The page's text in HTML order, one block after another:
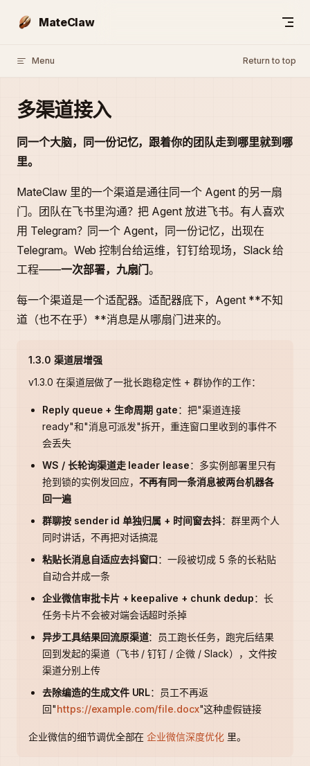
Skip to content
MateClaw
Menu Return to top
多渠道接入
同一个大脑，同一份记忆，跟着你的团队走到哪里就到哪
里。
MateClaw 里的一个渠道是通往同一个 Agent 的另一扇
门。团队在飞书里沟通？把 Agent 放进飞书。有人喜欢
用 Telegram？同一个 Agent，同一份记忆，出现在
Telegram。Web 控制台给运维，钉钉给现场，Slack 给
工程——一次部署，九扇门。
每一个渠道是一个适配器。适配器底下，Agent **不知
道（也不在乎）**消息是从哪扇门进来的。
1.3.0 渠道层增强
v1.3.0 在渠道层做了一批长跑稳定性 + 群协作的工作：
Reply queue + 生命周期 gate：把"渠道连接
ready"和"消息可派发"拆开，重连窗口里收到的事件不
会丢失
WS / 长轮询渠道走 leader lease：多实例部署里只有
抢到锁的实例发回应， 不再有同一条消息被两台机器各
回一遍
群聊按 sender id 单独归属 + 时间窗去抖：群里两个人
同时讲话，不再把对话搞混
粘贴长消息自适应去抖窗口：一段被切成 5 条的长粘贴
自动合并成一条
企业微信审批卡片 + keepalive + chunk dedup：长
任务卡片不会被对端会话超时杀掉
异步工具结果回流原渠道：员工跑长任务，跑完后结果
回到发起的渠道（飞书 / 钉钉 / 企微 / Slack），文件按
渠道分别上传
去除编造的生成文件 URL：员工不再返
回"https://example.com/file.docx"这种虚假链接
企业微信的细节调优全部在企业微信深度优化 里。